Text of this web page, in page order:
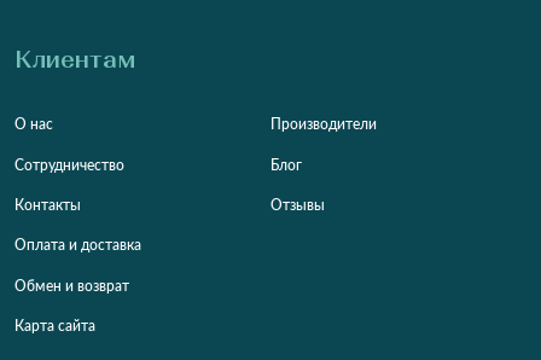
Клиентам
О нас
Сотрудничество
Контакты
Оплата и доставка
Обмен и возврат
Карта сайта
Производители
Блог
Отзывы